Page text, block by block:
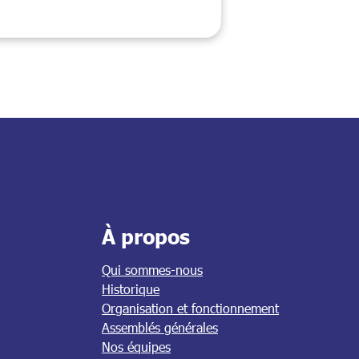
À propos
Qui sommes-nous
Historique
Organisation et fonctionnement
Assemblés générales
Nos équipes